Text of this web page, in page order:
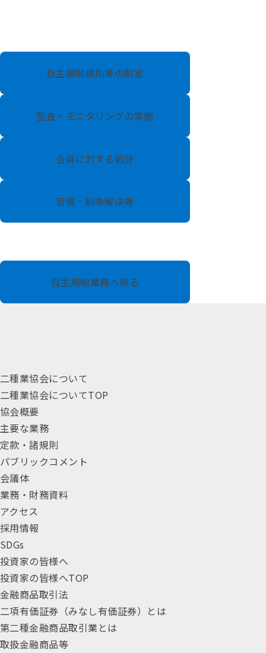
自主規制規則等の制定
監査・モニタリングの実施
会員に対する処分
苦情・紛争解決等
自主規制業務へ戻る
二種業協会について
二種業協会についてTOP
協会概要
主要な業務
定款・諸規則
パブリックコメント
会議体
業務・財務資料
アクセス
採用情報
SDGs
投資家の皆様へ
投資家の皆様へTOP
金融商品取引法
二項有価証券（みなし有価証券）とは
第二種金融商品取引業とは
取扱金融商品等